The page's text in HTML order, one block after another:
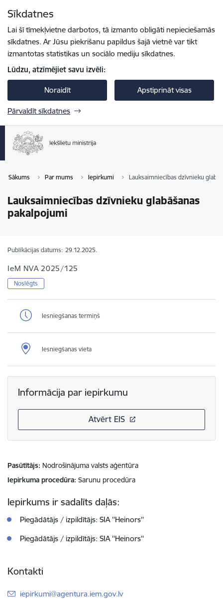
Sīkdatnes
Lai šī tīmekļvietne darbotos, tā izmanto obligāti nepieciešamās
sīkdatnes. Ar Jūsu piekrišanu papildus šajā vietnē var tikt
izmantotas statistikas un sociālo mediju sīkdatnes.
Lūdzu, atzīmējiet savu izvēli:
Noraidīt Apstiprināt visas
Pārvaldīt sīkdatnes
Sākums Par mums Iepirkumi Lauksaimniecības dzīvnieku
Lauksaimniecības dzīvnieku glabāšanas
pakalpojumi
Publikācijas datums: 29.12.2025.
IeM NVA 2025/125
Noslēgts
Iesniegšanas termiņš
Iesniegšanas vieta
Informācija par iepirkumu
Atvērt EIS
Pasūtītājs Nodrošinājuma valsts aģentūra
Iepirkuma procedūra Sarunu procedūra
Iepirkums ir sadalīts daļās:
Piegādātājs / izpildītājs: SIA ''Heinors''
Piegādātājs / izpildītājs: SIA ''Heinors''
Kontakti
E-pasts:
iepirkumi@agentura.iem.gov.lv